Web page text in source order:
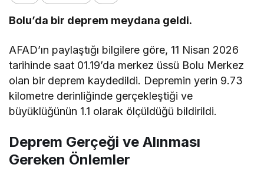
Bolu’da bir deprem meydana geldi.
AFAD’ın paylaştığı bilgilere göre, 11 Nisan 2026
tarihinde saat 01.19’da merkez üssü Bolu Merkez
olan bir deprem kaydedildi. Depremin yerin 9.73
kilometre derinliğinde gerçekleştiği ve
büyüklüğünün 1.1 olarak ölçüldüğü bildirildi.
Deprem Gerçeği ve Alınması
Gereken Önlemler